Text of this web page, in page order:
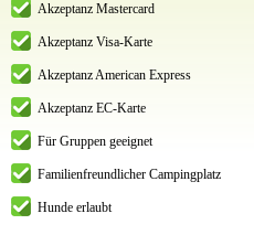
Akzeptanz Mastercard
Akzeptanz Visa-Karte
Akzeptanz American Express
Akzeptanz EC-Karte
Für Gruppen geeignet
Familienfreundlicher Campingplatz
Hunde erlaubt